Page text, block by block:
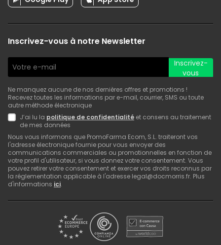
Inscrivez-vous à notre Newsletter
Inscrivez-
vous
Ne manquez aucune de nos dernières offres et promotions !
Recevez toutes les informations par e-mail, courrier, SMS ou toute
autre méthode électronique
J’ai lu la politique de confidentialité et consens au traitement
de mes données
Nous vous informons que PromoFarma Ecom, S.L. traiteront vos
l'adresse électronique fournie pour vous envoyer des
communications commerciales ou promotionnelles en fonction de
votre profil d'utilisateur, si vous donnez votre consentement. Vous
pouvez retirer votre consentement et exercer vos droits reconnus par
la réglementation applicable à l'adresse legal@docmorris.fr. Plus
d'informations ici.